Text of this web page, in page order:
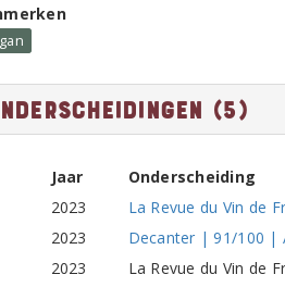
(5)
Jaar
Onderscheiding
2023
La Revue du Vin de
2023
Decanter | 91/100 |
2023
La Revue du Vin de